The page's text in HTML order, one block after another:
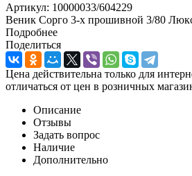
Артикул: 10000033/604229
Веник Сорго 3-х прошивной 3/80
Подробнее
Поделиться
Цена действительна только для
отличаться от цен в розничных
Описание
Отзывы
Задать вопрос
Наличие
Дополнительно